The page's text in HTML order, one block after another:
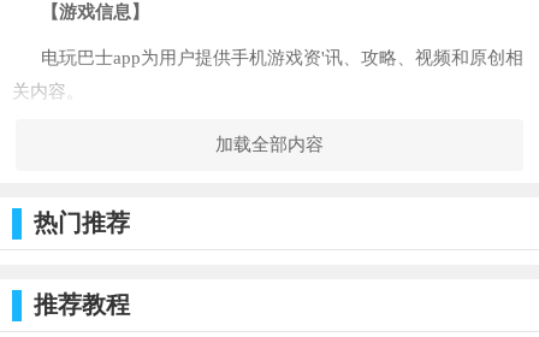
【游戏信息】
电玩巴士app为用户提供手机游戏资'讯、攻略、视频和原创相
关内容。
并可收到小编的精选游戏推荐。
电玩巴士app为用户提供好玩的热门手机游戏下载、好玩的单
加载全部内容
热门推荐
推荐教程